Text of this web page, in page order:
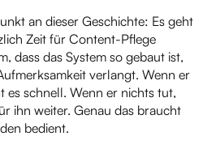
an dieser Geschichte: Es geht
Zeit für Content-Pflege
dass das System so gebaut ist,
verlangt. Wenn er
es schnell. Wenn er nichts tut,
ihn weiter. Genau das braucht
bedient.